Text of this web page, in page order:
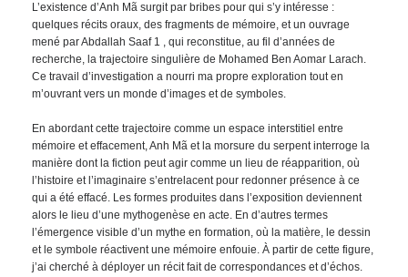
L’existence d’Anh Mã surgit par bribes pour qui s’y intéresse :
quelques récits oraux, des fragments de mémoire, et un ouvrage
mené par Abdallah Saaf 1 , qui reconstitue, au fil d’années de
recherche, la trajectoire singulière de Mohamed Ben Aomar Larach.
Ce travail d’investigation a nourri ma propre exploration tout en
m’ouvrant vers un monde d’images et de symboles.
En abordant cette trajectoire comme un espace interstitiel entre
mémoire et effacement, Anh Mã et la morsure du serpent interroge la
manière dont la fiction peut agir comme un lieu de réapparition, où
l’histoire et l’imaginaire s’entrelacent pour redonner présence à ce
qui a été effacé. Les formes produites dans l’exposition deviennent
alors le lieu d’une mythogenèse en acte. En d’autres termes
l’émergence visible d’un mythe en formation, où la matière, le dessin
et le symbole réactivent une mémoire enfouie. À partir de cette figure,
j’ai cherché à déployer un récit fait de correspondances et d’échos.